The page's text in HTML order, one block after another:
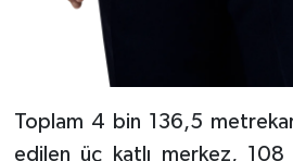
Toplam 4 bin 136,5
edilen üç katlı merkez, 108